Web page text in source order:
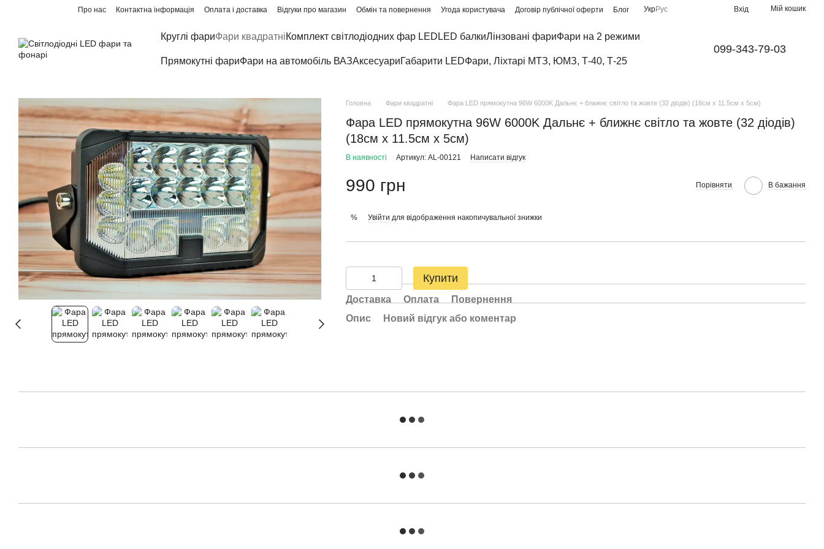
Перейти до основного контенту
Про нас Контактна інформація Оплата і доставка Відгуки про магазин Обмін та повернення Угода користувача Договір публічної оферти Блог УкрРус Вхід Мій кошик
Круглі фариФари квадратніКомплект світлодіодних фар LED LED балкиЛінзовані фариФари на 2 режими
Прямокутні фариФари на автомобіль ВАЗАксесуариГабарити LEDФари, Ліхтарі МТЗ, ЮМЗ, Т-40, Т-25
099-343-79-03
Головна Фари квадратні Фара LED прямокутна 96W 6000K Дальнє + ближнє світло та жовте (32 діодів) (18см х 11.5см х 5см)
Фара LED прямокутна 96W 6000K Дальнє + ближнє світло та жовте (32 діодів)
(18см х 11.5см х 5см)
В наявності Артикул: AL-00121 Написати відгук
990 грн Порівняти В бажання
% Увійти для відображення накопичувальної знижки
Купити
Доставка Оплата
Повернення
Опис
Новий відгук або коментар